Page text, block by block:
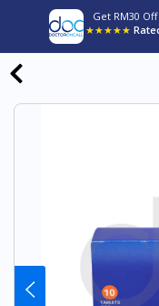
Get RM30
★★★★★